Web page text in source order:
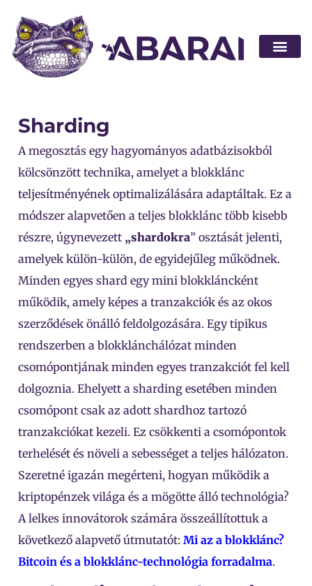
Sharding
A megosztás egy hagyományos adatbázisokból
kölcsönzött technika, amelyet a blokklánc
teljesítményének optimalizálására adaptáltak. Ez a
módszer alapvetően a teljes blokklánc több kisebb
részre, úgynevezett „shardokra” osztását jelenti,
amelyek külön-külön, de egyidejűleg működnek.
Minden egyes shard egy mini blokkláncként
működik, amely képes a tranzakciók és az okos
szerződések önálló feldolgozására. Egy tipikus
rendszerben a blokklánchálózat minden
csomópontjának minden egyes tranzakciót fel kell
dolgoznia. Ehelyett a sharding esetében minden
csomópont csak az adott shardhoz tartozó
tranzakciókat kezeli. Ez csökkenti a csomópontok
terhelését és növeli a sebességet a teljes hálózaton.
Szeretné igazán megérteni, hogyan működik a
kriptopénzek világa és a mögötte álló technológia?
A lelkes innovátorok számára összeállítottuk a
következő alapvető útmutatót: Mi az a blokklánc?
Bitcoin és a blokklánc-technológia forradalma.